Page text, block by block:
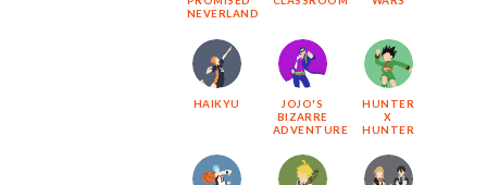
NEVERLAND
HAIKYU
JOJO'S
BIZARRE
ADVENTURE
HUNTER
X
HUNTER